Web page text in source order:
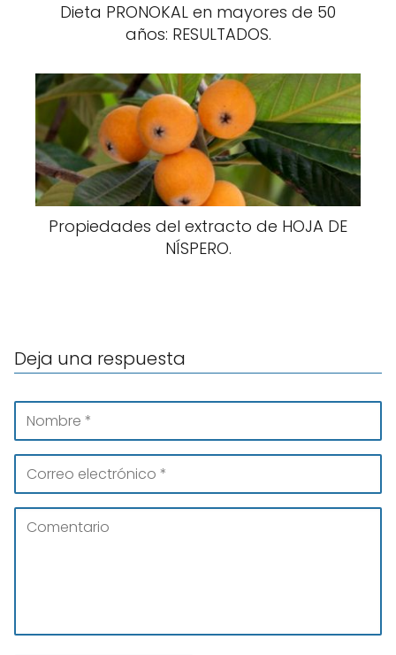
Dieta PRONOKAL en mayores de 50
años: RESULTADOS.
Propiedades del extracto de HOJA DE
NÍSPERO.
Deja una respuesta